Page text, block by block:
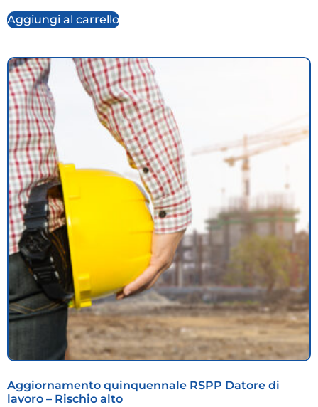
Aggiungi al carrello
Aggiornamento quinquennale RSPP Datore di
lavoro – Rischio alto